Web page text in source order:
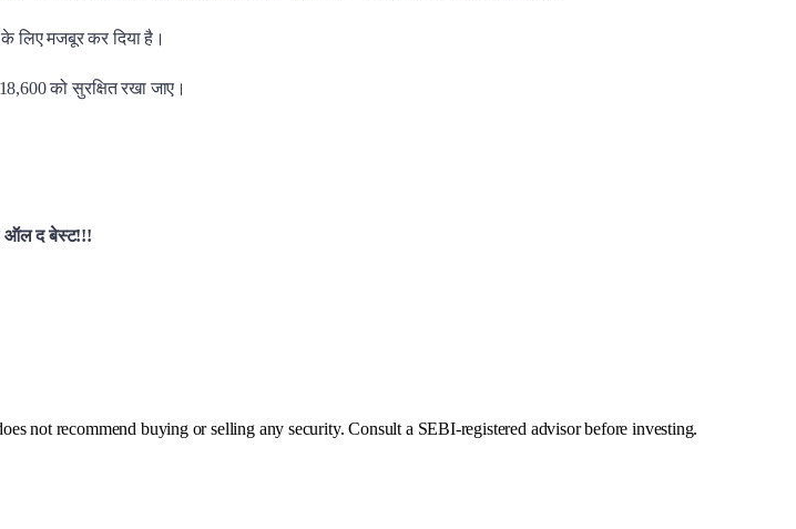
लिए मजबूर कर दिया है।
को सुरक्षित रखा जाए।
ऑल द बेस्ट!!!
not recommend buying or selling any security. Consult a SEBI-registered advisor before investing.